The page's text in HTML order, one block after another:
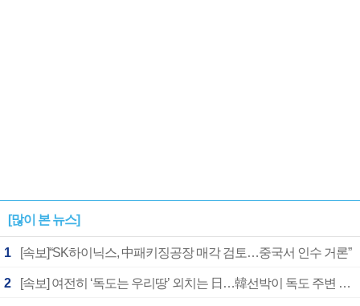
[많이 본 뉴스]
1 [속보]“SK하이닉스, 中패키징공장 매각 검토…중국서 인수 거론”
2 [속보] 여전히 ‘독도는 우리땅’ 외치는 日…韓선박이 독도 주변 해양조사 활동하자 반발